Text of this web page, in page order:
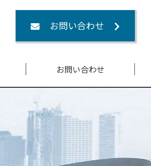
お問い合わせ
お問い合わせ